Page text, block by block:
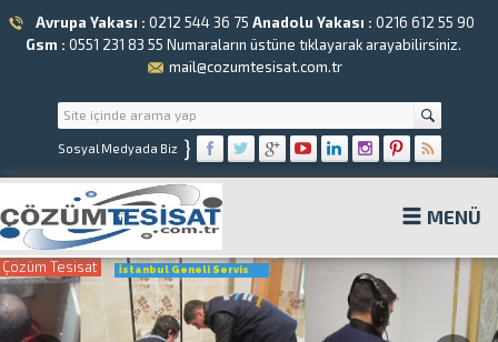
Avrupa Yakası : 0212 544 36 75 Anadolu Yakası : 0216 612 55 90
Gsm : 0551 231 83 55 Numaraların üstüne tıklayarak arayabilirsiniz.
mail@cozumtesisat.com.tr
Sosyal Medyada Biz }
MENÜ
Çözüm Tesisat İstanbul Geneli Servis